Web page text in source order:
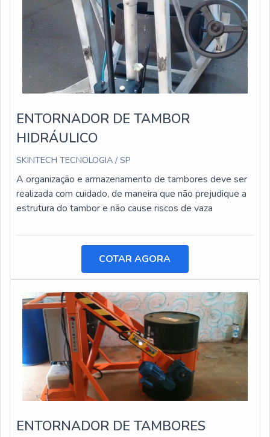
ENTORNADOR DE TAMBOR
HIDRÁULICO
SKINTECH TECNOLOGIA / SP
A organização e armazenamento de tambores deve ser
realizada com cuidado, de maneira que não prejudique a
estrutura do tambor e não cause riscos de vaza
COTAR AGORA
ENTORNADOR DE TAMBORES